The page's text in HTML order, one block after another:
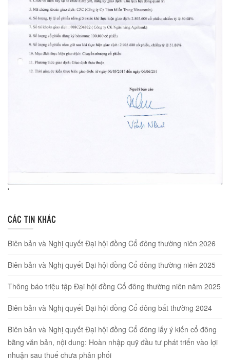
'
CÁC TIN KHÁC
Biên bản và Nghị quyết Đại hội đồng Cổ đông thường niên 2026
Biên bản và Nghị quyết Đại hội đồng Cổ đông thường niên 2025
Thông báo triệu tập Đại hội đồng Cổ đông thường niên năm 2025
Biên bản và Nghị quyết Đại hội đồng Cổ đông bất thường 2024
Biên bản và Nghị quyết Đại hội đồng Cổ đông lấy ý kiến cổ đông
bằng văn bản, nội dung: Hoàn nhập quỹ đầu tư phát triển vào lợi
nhuận sau thuế chưa phân phối